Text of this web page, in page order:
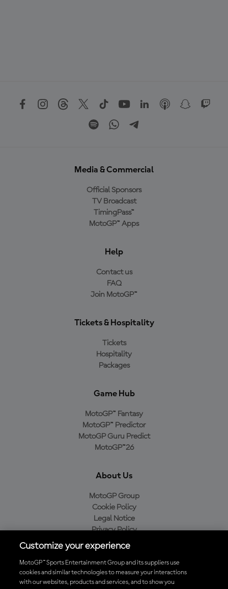
Media & Commercial
Official Sponsors
TV Broadcast
TimingPass™
MotoGP™ Apps
Help
Contact us
FAQ
Join MotoGP™
Tickets & Hospitality
Tickets
Hospitality
Packages
Game Hub
MotoGP™ Fantasy
MotoGP™ Predictor
MotoGP Guru Predict
MotoGP™26
About Us
MotoGP Group
Cookie Policy
Legal Notice
Privacy Policy
Purchase Policy
Baixe o aplicativo oficial da MotoGP™
Customize your experience
MotoGP™ Sports Entertainment Group and its suppliers use
cookies and similar technologies to measure your interactions
with our websites, products and services, and to show you